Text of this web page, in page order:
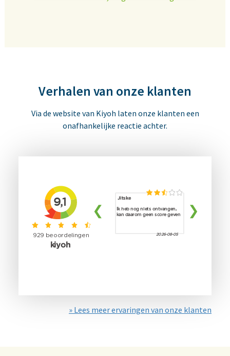
Verhalen van onze klanten
Via de website van Kiyoh laten onze klanten een
onafhankelijke reactie achter.
» Lees meer ervaringen van onze klanten